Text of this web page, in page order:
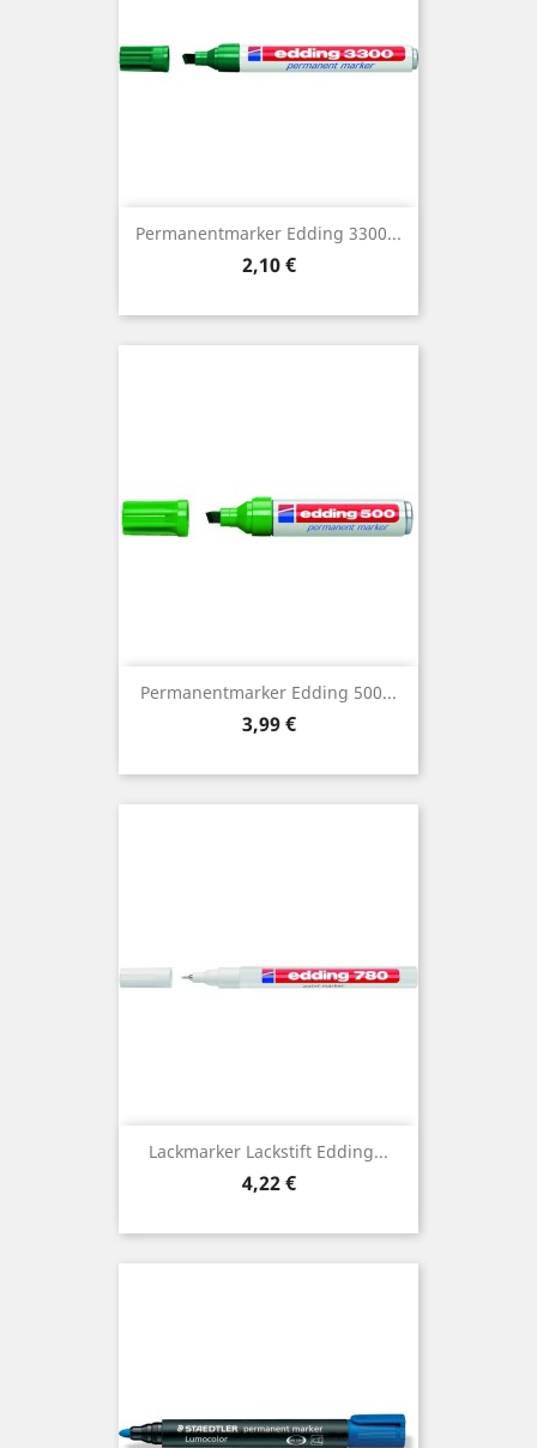
Permanentmarker Edding 3300...
Preis
2,10 €
Permanentmarker Edding 500...
Preis
3,99 €
Lackmarker Lackstift Edding...
Preis
4,22 €